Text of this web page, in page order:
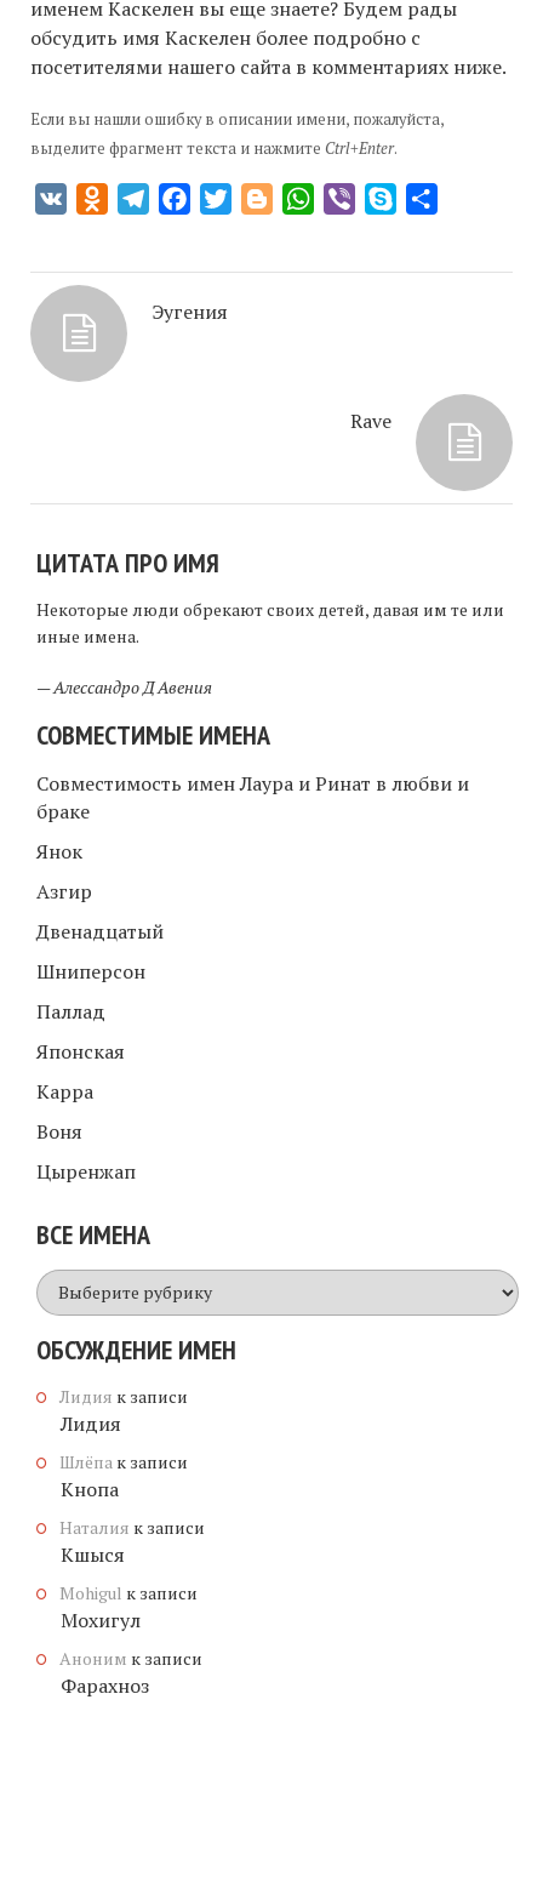
именем Каскелен вы еще знаете? Будем рады
обсудить имя Каскелен более подробно с
посетителями нашего сайта в комментариях ниже.
Если вы нашли ошибку в описании имени, пожалуйста,
выделите фрагмент текста и нажмите Ctrl+Enter.
VK Odnoklassniki
TelegramFacebookTwitterBloggerWhatsApp
Viber Skype
Эугения
Rave
ЦИТАТА ПРО ИМЯ
Некоторые люди обрекают своих детей, давая им те или
иные имена.
—Алессандро Д Авения
СОВМЕСТИМЫЕ ИМЕНА
Совместимость имен Лаура и Ринат в любви и
браке
Янок
Азгир
Двенадцатый
Шниперсон
Паллад
Японская
Карра
Воня
Цыренжап
ВСЕ ИМЕНА
Все
имена
ОБСУЖДЕНИЕ ИМЕН
Лидия к записи
Лидия
Шлёпа к записи
Кнопа
Наталия к записи
Кшыся
Mohigul к записи
Мохигул
Аноним к записи
Фарахноз